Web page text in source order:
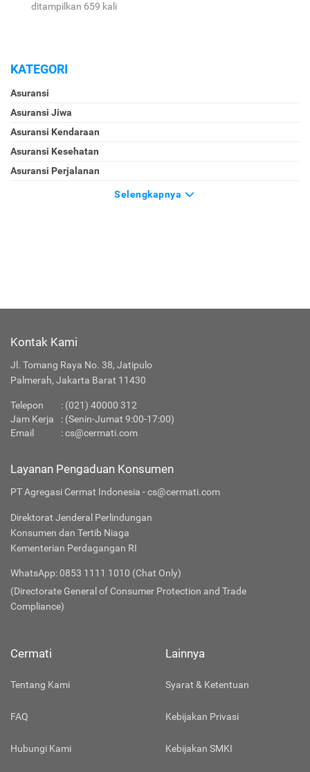
ditampilkan 659 kali
KATEGORI
Asuransi
Asuransi Jiwa
Asuransi Kendaraan
Asuransi Kesehatan
Asuransi Perjalanan
Selengkapnya
Kontak Kami
Jl. Tomang Raya No. 38, Jatipulo
Palmerah, Jakarta Barat 11430
Telepon : (021) 40000 312
Jam Kerja
: (Senin-Jumat 9:00-17:00)
Email
:cs@cermati.com
Layanan Pengaduan Konsumen
PT Agregasi Cermat Indonesia - cs@cermati.com
Direktorat Jenderal Perlindungan
Konsumen dan Tertib Niaga
Kementerian Perdagangan RI
WhatsApp: 0853 1111 1010 (Chat Only)
(Directorate General of Consumer Protection and Trade
Compliance)
Cermati
Tentang Kami
FAQ
Hubungi Kami
Lainnya
Syarat & Ketentuan
Kebijakan Privasi
Kebijakan SMKI